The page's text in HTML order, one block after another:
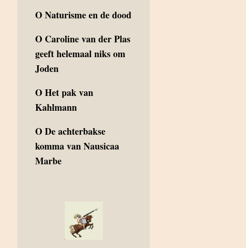
ONaturisme en de dood
O Caroline van der Plas
geeft helemaal niks om
Joden
OHet pak van
Kahlmann
ODe achterbakse
komma van Nausicaa
Marbe